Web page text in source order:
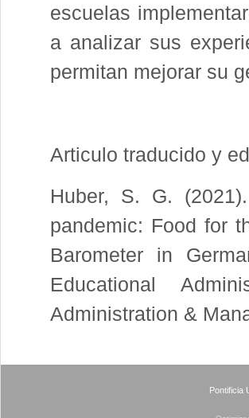
escuelas
a analizar sus
permitan mejorar su
Articulo traducido y
Huber, S. G.
pandemic: Food for
Barometer in
Educational
Administration &
Pontificia